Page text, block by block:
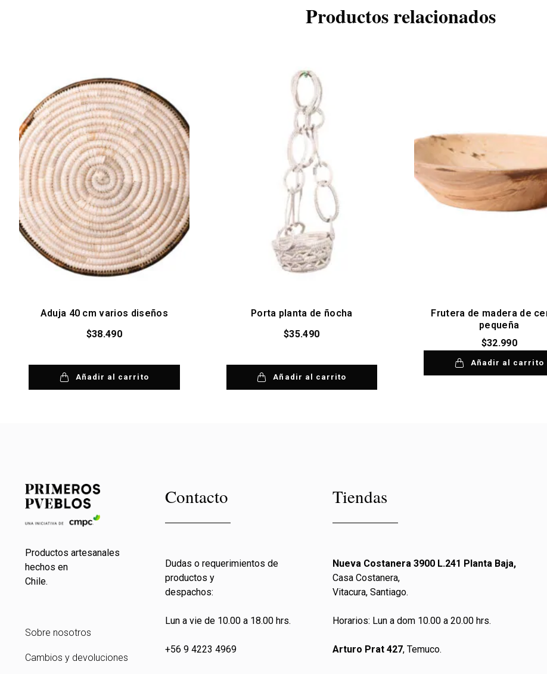
Productos relacionados
Aduja 40 cm varios diseños
$38.490
Añadir al carrito
Porta planta de ñocha
$35.490
Añadir al carrito
Frutera de madera de
pequeña
$32.990
Añadir al carrito
Productos artesanales
hechos en
Chile.
Sobre nosotros
Cambios y devoluciones
Contacto
Dudas o requerimientos de
productos y
despachos:
Lun a vie de 10.00 a 18.00 hrs.
+56 9 4223 4969
Tiendas
Nueva Costanera 3900 L.241 Planta Baja,
Casa Costanera,
Vitacura, Santiago.
Horarios: Lun a dom 10.00 a 20.00 hrs.
Arturo Prat 427, Temuco.